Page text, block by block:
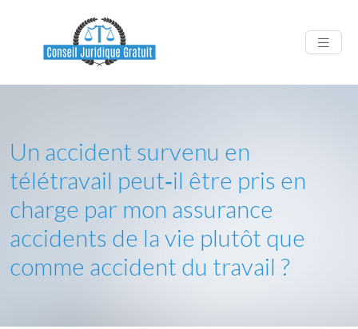
Un accident survenu en
télétravail peut‑il être pris en
charge par mon assurance
accidents de la vie plutôt que
comme accident du travail ?